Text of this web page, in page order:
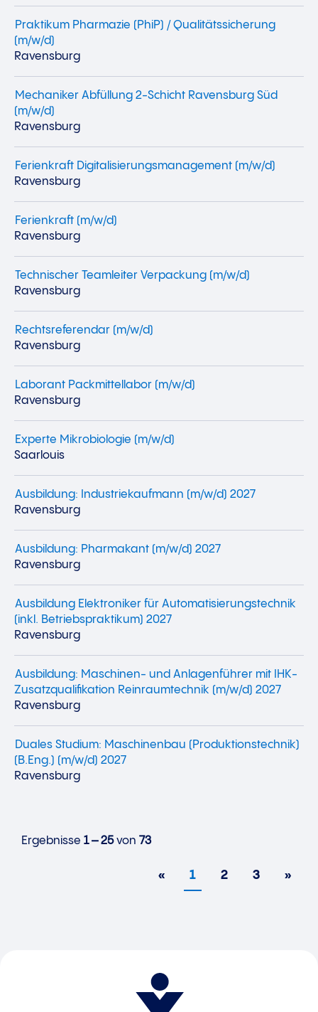
Praktikum Pharmazie (PhiP) / Qualitätssicherung
(m/w/d)
Ravensburg
Mechaniker Abfüllung 2-Schicht Ravensburg Süd
(m/w/d)
Ravensburg
Ferienkraft Digitalisierungsmanagement (m/w/d)
Ravensburg
Ferienkraft (m/w/d)
Ravensburg
Technischer Teamleiter Verpackung (m/w/d)
Ravensburg
Rechtsreferendar (m/w/d)
Ravensburg
Laborant Packmittellabor (m/w/d)
Ravensburg
Experte Mikrobiologie (m/w/d)
Saarlouis
Ausbildung: Industriekaufmann (m/w/d) 2027
Ravensburg
Ausbildung: Pharmakant (m/w/d) 2027
Ravensburg
Ausbildung Elektroniker für Automatisierungstechnik
(inkl. Betriebspraktikum) 2027
Ravensburg
Ausbildung: Maschinen- und Anlagenführer mit IHK-
Zusatzqualifikation Reinraumtechnik (m/w/d) 2027
Ravensburg
Duales Studium: Maschinenbau (Produktionstechnik)
(B.Eng.) (m/w/d) 2027
Ravensburg
Ergebnisse 1 – 25von 73
« 1 2 3 »